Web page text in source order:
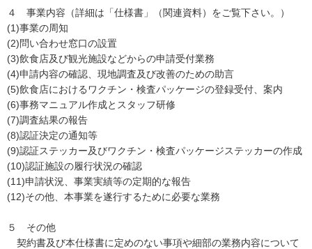
４ 事業内容（詳細は「仕様書」（関連資料）をご覧下さい。）
(1)事業の周知
(2)問い合わせ窓口の設置
(3)飲食店及び観光施設などからの申請受付業務
(4)申請内容の確認、現地調査及び改善のための助言
(5)飲食店におけるワクチン・検査パッケージの登録受付、案内
(6)事務マニュアル作成とスタッフ研修
(7)調査結果の報告
(8)認証決定の通知等
(9)認証ステッカー及びワクチン・検査パッケージステッカーの作成
(10)認証施設の履行状況の確認
(11)申請状況、事業実績等の定期的な報告
(12)その他、本事業を遂行するために必要な業務
５ その他
契約書及び本仕様書に定めのない事項や細部の業務内容について